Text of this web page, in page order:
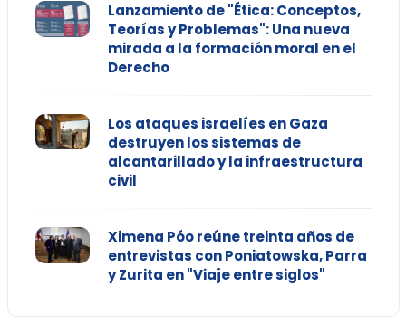
Lanzamiento de "Ética: Conceptos,
Teorías y Problemas": Una nueva
mirada a la formación moral en el
Derecho
Los ataques israelíes en Gaza
destruyen los sistemas de
alcantarillado y la infraestructura
civil
Ximena Póo reúne treinta años de
entrevistas con Poniatowska, Parra
y Zurita en "Viaje entre siglos"